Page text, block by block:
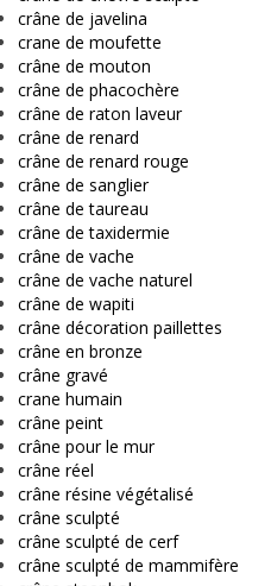
crâne de javelina
crane de moufette
crâne de mouton
crâne de phacochère
crâne de raton laveur
crâne de renard
crâne de renard rouge
crâne de sanglier
crâne de taureau
crâne de taxidermie
crâne de vache
crâne de vache naturel
crâne de wapiti
crâne décoration paillettes
crâne en bronze
crâne gravé
crane humain
crâne peint
crâne pour le mur
crâne réel
crâne résine végétalisé
crâne sculpté
crâne sculpté de cerf
crâne sculpté de mammifère